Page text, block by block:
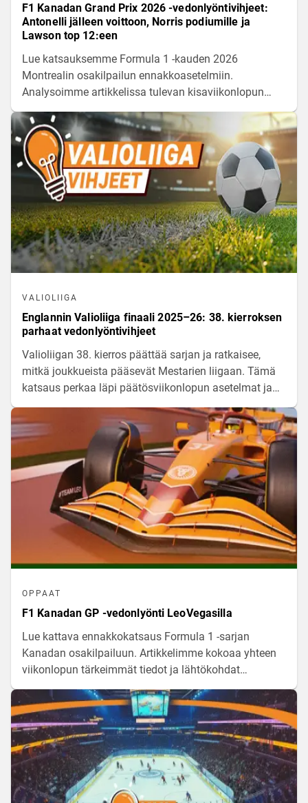
F1 Kanadan Grand Prix 2026 -vedonlyöntivihjeet:
Antonelli jälleen voittoon, Norris podiumille ja
Lawson top 12:een
Lue katsauksemme Formula 1 -kauden 2026
Montrealin osakilpailun ennakkoasetelmiin.
Analysoimme artikkelissa tulevan kisaviikonlopun
aina kärkisijoista keskikastin kamppailuihin.
VALIOLIIGA
Englannin Valioliiga finaali 2025–26: 38. kierroksen
parhaat vedonlyöntivihjeet
Valioliigan 38. kierros päättää sarjan ja ratkaisee,
mitkä joukkueista pääsevät Mestarien liigaan. Tämä
katsaus perkaa läpi päätösviikonlopun asetelmat ja
arviointiin.
OPPAAT
F1 Kanadan GP -vedonlyönti LeoVegasilla
Lue kattava ennakkokatsaus Formula 1 -sarjan
Kanadan osakilpailuun. Artikkelimme kokoaa yhteen
viikonlopun tärkeimmät tiedot ja lähtökohdat